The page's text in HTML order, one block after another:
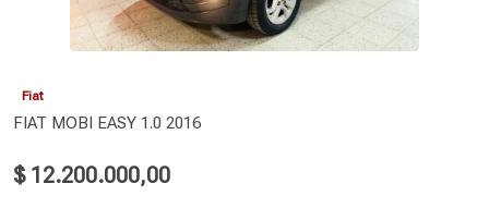
Fiat
FIAT MOBI EASY 1.0 2016
$ 12.200.000,00